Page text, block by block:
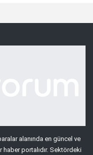
alanında en güncel ve
portalıdır. Sektördeki